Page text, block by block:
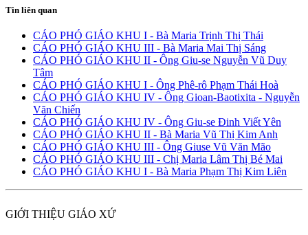
Tin liên quan
CÁO PHÓ GIÁO KHU I - Bà Maria Trịnh Thị Thái
CÁO PHÓ GIÁO KHU III - Bà Maria Mai Thị Sáng
CÁO PHÓ GIÁO KHU II - Ông Giu-se Nguyễn Vũ Duy
Tâm
CÁO PHÓ GIÁO KHU I - Ông Phê-rô Phạm Thái Hoà
CÁO PHÓ GIÁO KHU IV - Ông Gioan-Baotixita - Nguyễn
Văn Chiến
CÁO PHÓ GIÁO KHU IV - Ông Giu-se Đinh Viết Yên
CÁO PHÓ GIÁO KHU II - Bà Maria Vũ Thị Kim Anh
CÁO PHÓ GIÁO KHU III - Ông Giuse Vũ Văn Mão
CÁO PHÓ GIÁO KHU III - Chị Maria Lâm Thị Bé Mai
CÁO PHÓ GIÁO KHU I - Bà Maria Phạm Thị Kim Liên
GIỚI THIỆU GIÁO XỨ